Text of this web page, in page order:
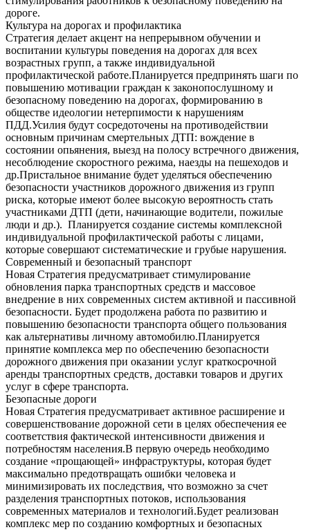
дороге.
Культура на дорогах и профилактика
Стратегия делает акцент на непрерывном обучении и
воспитании культуры поведения на дорогах для всех
возрастных групп, а также индивидуальной
профилактической работе.Планируется предпринять шаги по
повышению мотивации граждан к законопослушному и
безопасному поведению на дорогах, формированию в
обществе идеологии нетерпимости к нарушениям
ПДД.Усилия будут сосредоточены на противодействии
основным причинам смертельных ДТП: вождение в
состоянии опьянения, выезд на полосу встречного движения,
несоблюдение скоростного режима, наезды на пешеходов и
др.Пристальное внимание будет уделяться обеспечению
безопасности участников дорожного движения из групп
риска, которые имеют более высокую вероятность стать
участниками ДТП (дети, начинающие водители, пожилые
люди и др.). Планируется создание системы комплексной
индивидуальной профилактической работы с лицами,
которые совершают систематические и грубые нарушения.
Современный и безопасный транспорт
Новая Стратегия предусматривает стимулирование
обновления парка транспортных средств и массовое
внедрение в них современных систем активной и пассивной
безопасности. Будет продолжена работа по развитию и
повышению безопасности транспорта общего пользования
как альтернативы личному автомобилю.Планируется
принятие комплекса мер по обеспечению безопасности
дорожного движения при оказании услуг краткосрочной
аренды транспортных средств, доставки товаров и других
услуг в сфере транспорта.
Безопасные дороги
Новая Стратегия предусматривает активное расширение и
совершенствование дорожной сети в целях обеспечения ее
соответствия фактической интенсивности движения и
потребностям населения.В первую очередь необходимо
создание «прощающей» инфраструктуры, которая будет
максимально предотвращать ошибки человека и
минимизировать их последствия, что возможно за счет
разделения транспортных потоков, использования
современных материалов и технологий.Будет реализован
комплекс мер по созданию комфортных и безопасных